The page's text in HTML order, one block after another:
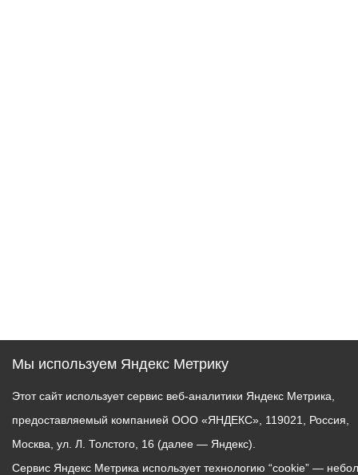
Мы используем Яндекс Метрику
Этот сайт использует сервис веб-аналитики Яндекс Метрика,
предоставляемый компанией ООО «ЯНДЕКС», 119021, Россия,
Москва, ул. Л. Толстого, 16 (далее — Яндекс).
Сервис Яндекс Метрика использует технологию “cookie” —